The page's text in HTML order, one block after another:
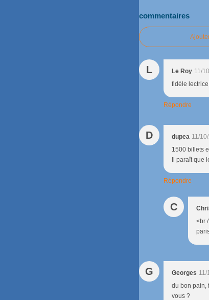
commentaires
L Le Roy 11/
fidèle
Répondre
D dupea 11/
1500 billets
Il paraît que
Répondre
C
<br
G Georges 11/
du bon pain,
vous ?